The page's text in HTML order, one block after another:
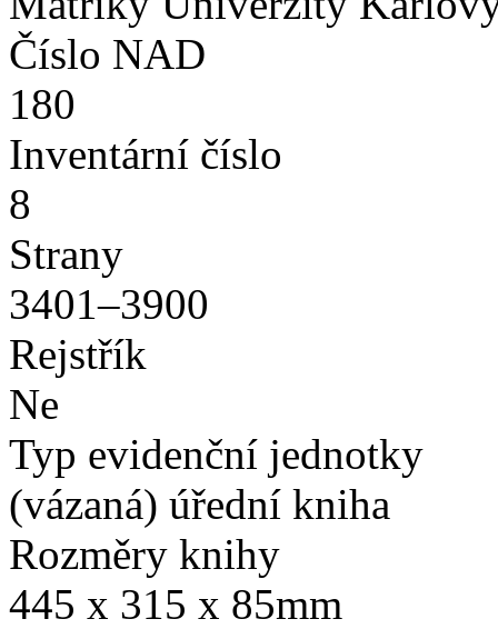
Číslo NAD
180
Inventární číslo
8
Strany
3401–3900
Rejstřík
Ne
Typ evidenční jednotky
(vázaná) úřední kniha
Rozměry knihy
445 x 315 x 85mm